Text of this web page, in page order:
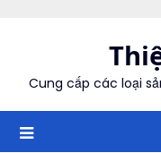
Cung cấp các loại